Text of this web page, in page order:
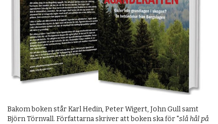
Bakom boken står Karl Hedin, Peter Wigert, John Gull samt
Björn Törnvall. Författarna skriver att boken ska för "slå hål på